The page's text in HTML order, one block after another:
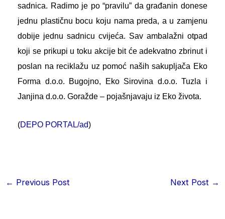
sadnica. Radimo je po “pravilu” da građanin donese
jednu plastičnu bocu koju nama preda, a u zamjenu
dobije jednu sadnicu cvijeća. Sav ambalažni otpad
koji se prikupi u toku akcije bit će adekvatno zbrinut i
poslan na reciklažu uz pomoć naših sakupljača Eko
Forma d.o.o. Bugojno, Eko Sirovina d.o.o. Tuzla i
Janjina d.o.o. Goražde – pojašnjavaju iz Eko života.
(DEPO PORTAL/ad)
← Previous Post Next Post →